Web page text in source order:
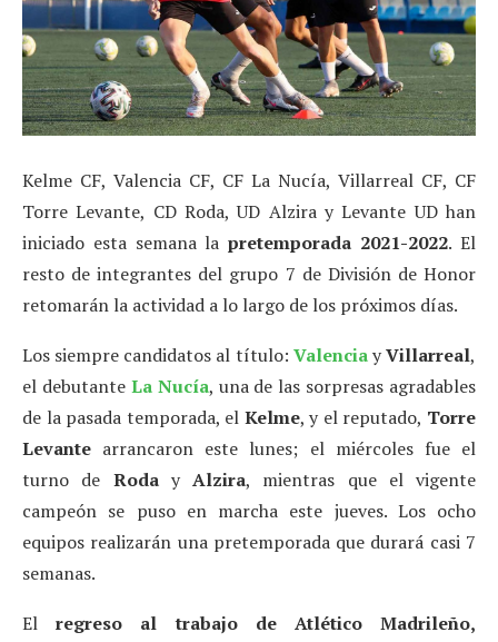
Kelme CF, Valencia CF, CF La Nucía, Villarreal CF, CF
Torre Levante, CD Roda, UD Alzira y Levante UD han
iniciado esta semana lapretemporada 2021-2022. El
resto de integrantes del grupo 7 de División de Honor
retomarán la actividad a lo largo de los próximos días.
Los siempre candidatos al título: ValenciayVillarreal,
el debutante La Nucía, una de las sorpresas agradables
de la pasada temporada, el Kelme, y el reputado, Torre
Levante arrancaron este lunes; el miércoles fue el
turno de Roday Alzira, mientras que el vigente
campeón se puso en marcha este jueves. Los ocho
equipos realizarán una pretemporada que durará casi 7
semanas.
Elregreso al trabajo de Atlético Madrileño,